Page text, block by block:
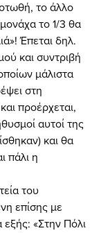
το άλλο
το 1/3 θα
Έπεται δηλ.
και συντριβή
μάλιστα
στη
προέρχεται,
αυτοί της
και θα
πάλι η
επίσης με
εξής: «Στην Πόλι